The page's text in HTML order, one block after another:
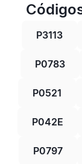
P3113
P0783
P0521
P042E
P0797